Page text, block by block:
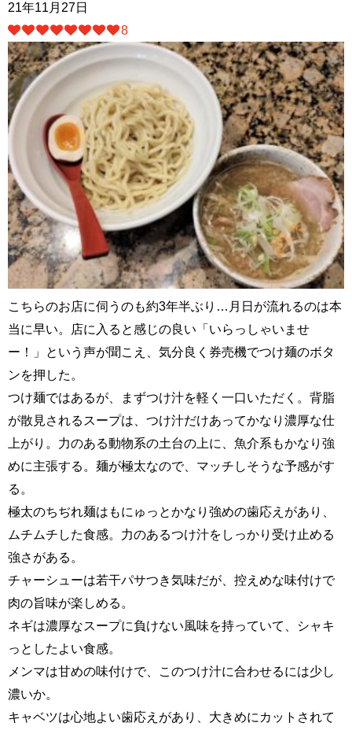
21年11月27日
8
こちらのお店に伺うのも約3年半ぶり…月日が流れるのは本
当に早い。店に入ると感じの良い「いらっしゃいませ
ー！」という声が聞こえ、気分良く券売機でつけ麺のボタ
ンを押した。
つけ麺ではあるが、まずつけ汁を軽く一口いただく。背脂
が散見されるスープは、つけ汁だけあってかなり濃厚な仕
上がり。力のある動物系の土台の上に、魚介系もかなり強
めに主張する。麺が極太なので、マッチしそうな予感がす
る。
極太のちぢれ麺はもにゅっとかなり強めの歯応えがあり、
ムチムチした食感。力のあるつけ汁をしっかり受け止める
強さがある。
チャーシューは若干パサつき気味だが、控えめな味付けで
肉の旨味が楽しめる。
ネギは濃厚なスープに負けない風味を持っていて、シャキ
っとしたよい食感。
メンマは甘めの味付けで、このつけ汁に合わせるには少し
濃いか。
キャベツは心地よい歯応えがあり、大きめにカットされて